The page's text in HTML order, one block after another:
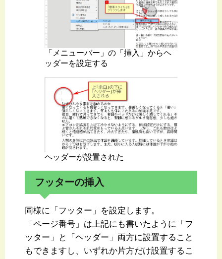
「メニューバー」の「挿入」からヘ
ッダーを設定する
ヘッダーが設置された
フッターの挿入
同様に「フッター」を設定します。
「ページ番号」は上記にも書いたように「フ
ッター」と「ヘッダー」両方に設置すること
もできますし、いずれか片方だけ設置するこ